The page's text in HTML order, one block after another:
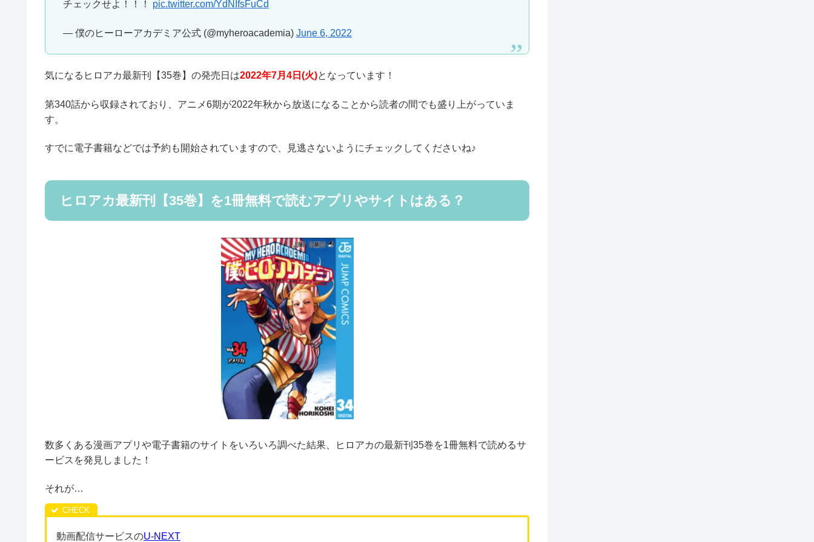
チェックせよ！！！ pic.twitter.com/YdNIfsFuCd
— 僕のヒーローアカデミア公式 (@myheroacademia) June 6, 2022
気になるヒロアカ最新刊【35巻】の発売日は2022年7月4日(火)となっています！
第340話から収録されており、アニメ6期が2022年秋から放送になることから読者の間でも盛り上がっていま
す。
すでに電子書籍などでは予約も開始されていますので、見逃さないようにチェックしてくださいね♪
ヒロアカ最新刊【35巻】を1冊無料で読むアプリやサイトはある？
数多くある漫画アプリや電子書籍のサイトをいろいろ調べた結果、ヒロアカの最新刊35巻を1冊無料で読めるサ
ービスを発見しました！
それが…
動画配信サービスのU-NEXT